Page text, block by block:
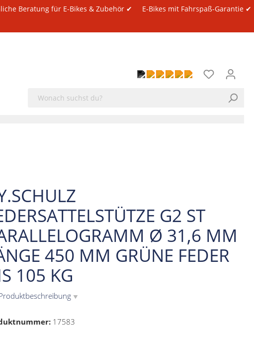
Beratung für E-Bikes & Zubehör ✔
E-Bikes mit Fahrspaß-Garantie ✔
G2 ST
Ø 31,6 MM
450 MM GRÜNE FEDER
105 KG
▼
17583